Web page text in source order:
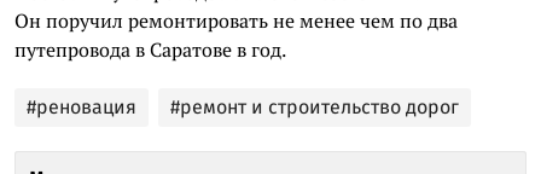
Он поручил ремонтировать не менее чем по два
путепровода в Саратове в год.
#реновация #ремонт и строительство дорог